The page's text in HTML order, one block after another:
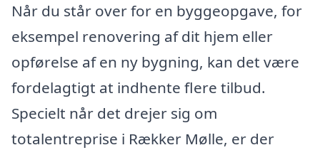
Når du står over for en byggeopgave, for
eksempel renovering af dit hjem eller
opførelse af en ny bygning, kan det være
fordelagtigt at indhente flere tilbud.
Specielt når det drejer sig om
totalentreprise i Rækker Mølle, er der